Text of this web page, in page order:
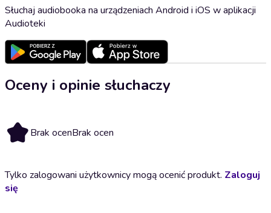
Słuchaj audiobooka na urządzeniach Android i iOS w aplikacji
Audioteki
Oceny i opinie słuchaczy
Brak ocenBrak ocen
Tylko zalogowani użytkownicy mogą ocenić produkt. Zaloguj
się